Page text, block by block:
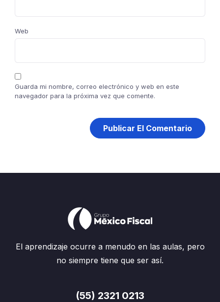
Web
Guarda mi nombre, correo electrónico y web en este
navegador para la próxima vez que comente.
El aprendizaje ocurre a menudo en las aulas, pero
no siempre tiene que ser así.
(55) 2321 0213